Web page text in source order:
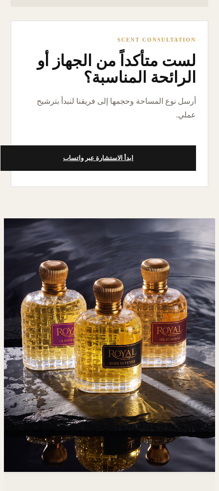
SCENT CONSULTATION
لست متأكداً من الجهاز أو
الرائحة المناسبة؟
أرسل نوع المساحة وحجمها إلى فريقنا لنبدأ بترشيح
عملي.
ابدأ الاستشارة عبر واتساب